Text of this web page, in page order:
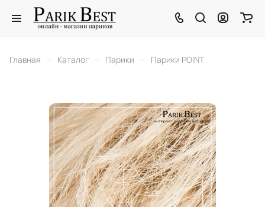
Главная – Каталог – Парики – Парики POINT